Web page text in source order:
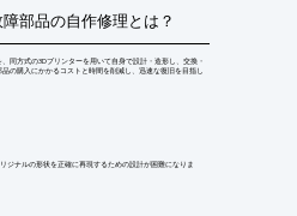
部品の自作修理とは？
同方式の3Dプリンターを用いて自身で設計・造形し、交換・
の購入にかかるコストと時間を削減し、迅速な復旧を目指し
ジナルの形状を正確に再現するための設計が困難になりま